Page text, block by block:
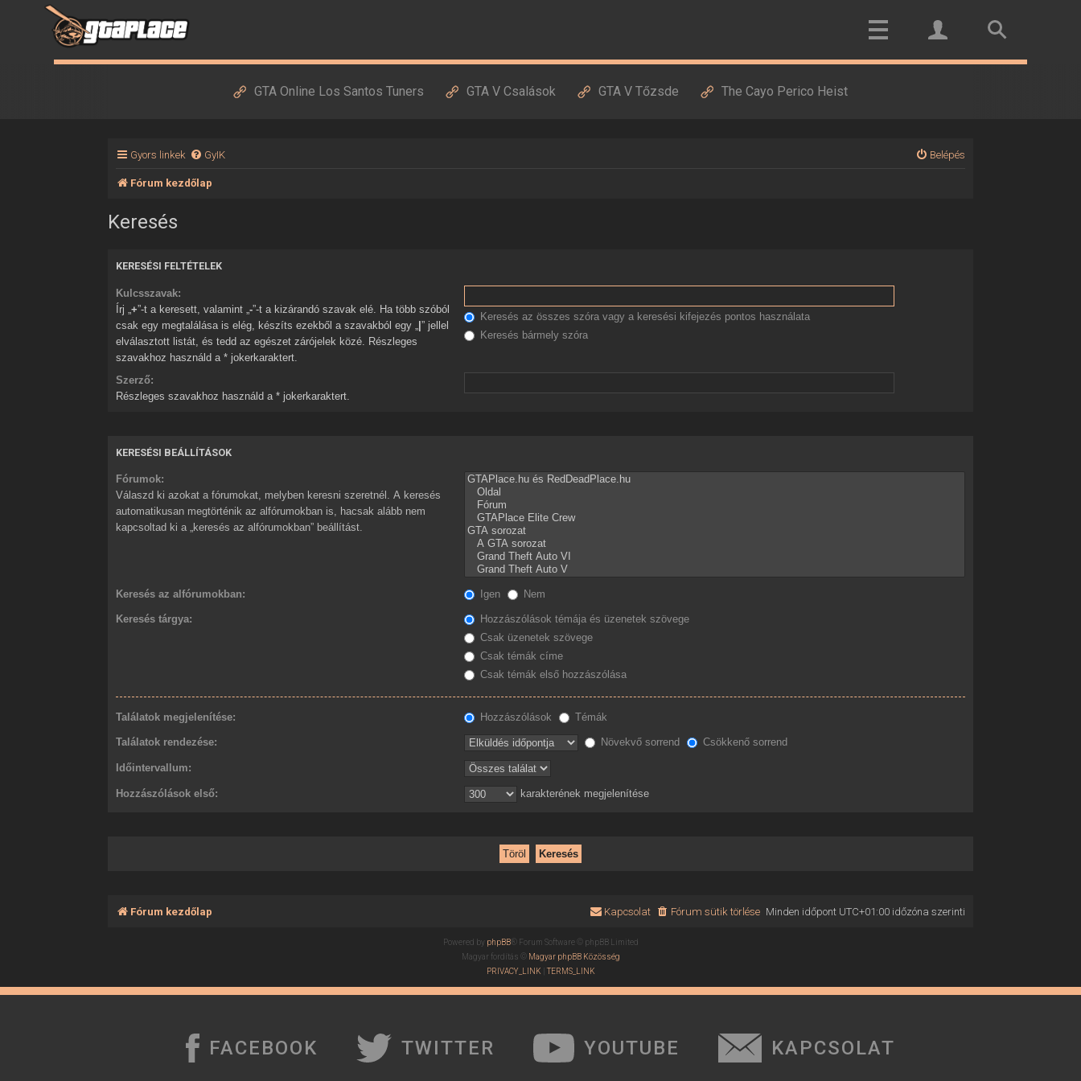
GTA Online Los Santos Tuners GTA V Csalások GTA V Tőzsde The Cayo Perico Heist
Gyors linkek GyIK Belépés
Fórum kezdőlap
Keresés
KERESÉSI FELTÉTELEK
Kulcsszavak:
Írj „+”-t a keresett, valamint „-”-t a kizárandó szavak elé. Ha több szóból
csak egy megtalálása is elég, készíts ezekből a szavakból egy „
|” jellel
elválasztott listát, és tedd az egészet zárójelek közé. Részleges
szavakhoz használd a * jokerkaraktert.
Keresés az összes szóra vagy a keresési kifejezés pontos használata
Keresés bármely szóra
Szerző:
Részleges szavakhoz használd a * jokerkaraktert.
KERESÉSI BEÁLLÍTÁSOK
Fórumok:
Válaszd ki azokat a fórumokat, melyben keresni szeretnél. A keresés
automatikusan megtörténik az alfórumokban is, hacsak alább nem
kapcsoltad ki a „keresés az alfórumokban” beállítást.
Keresés az alfórumokban: Igen Nem
Keresés tárgya:
Hozzászólások témája és üzenetek szövege
Csak üzenetek szövege
Csak témák címe
Csak témák első hozzászólása
Találatok megjelenítése: Hozzászólások Témák
Találatok rendezése: Növekvő sorrend Csökkenő sorrend
Időintervallum:
Hozzászólások első: karakterének megjelenítése
Fórum kezdőlap Minden időpont UTC+01:00időzóna szerinti
Fórum sütik törlése
Kapcsolat
Powered by phpBB® Forum Software © phpBB Limited
Magyar fordítás ©
Magyar phpBB Közösség
PRIVACY_LINK| TERMS_LINK
FACEBOOK TWITTER YOUTUBE KAPCSOLAT